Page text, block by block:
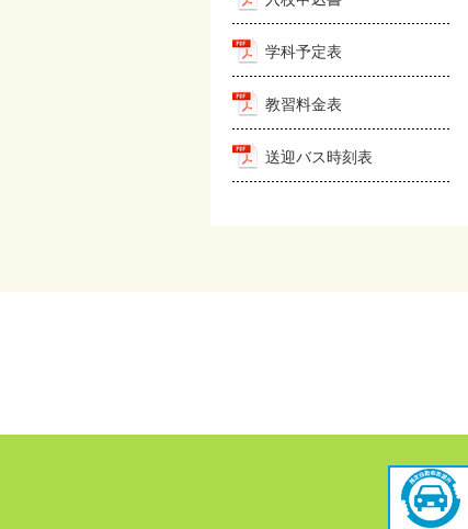
学科予定表
教習料金表
送迎バス時刻表